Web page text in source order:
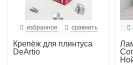
избранное сравнить
Крепёж для плинтуса
DeArtio